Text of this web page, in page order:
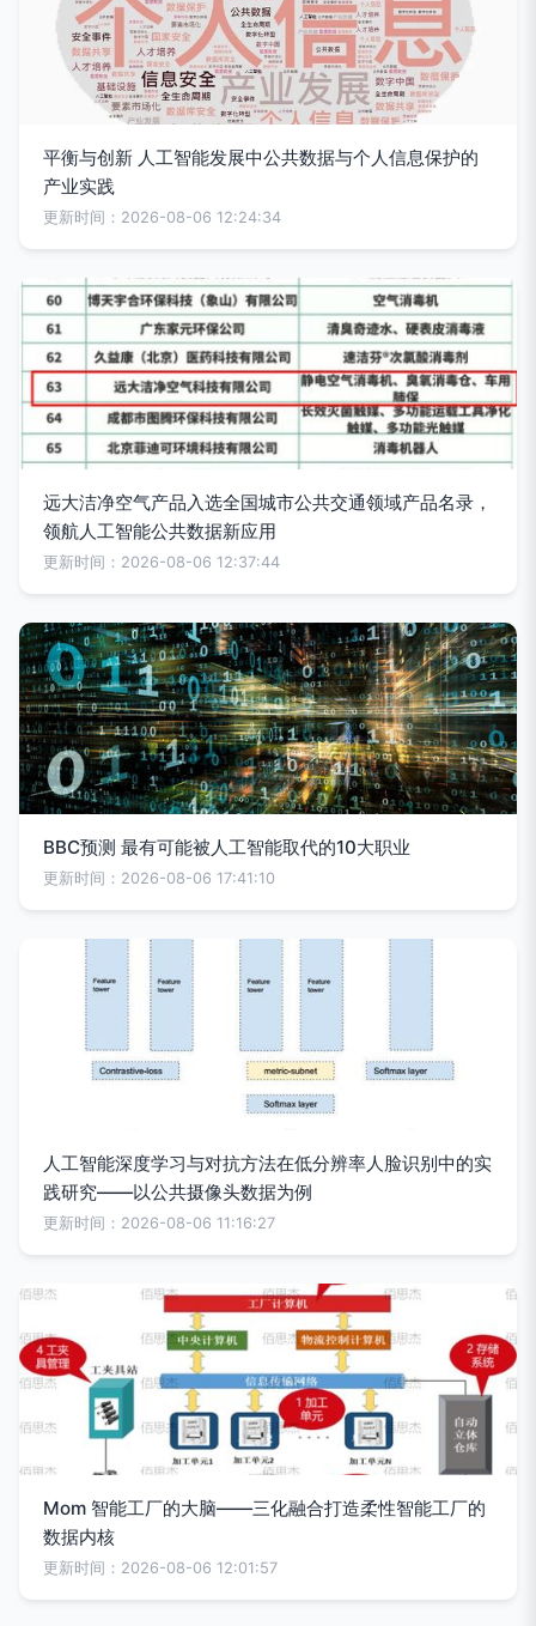
平衡与创新 人工智能发展中公共数据与个人信息保护的
产业实践
更新时间：2026-08-06 12:24:34
远大洁净空气产品入选全国城市公共交通领域产品名录，
领航人工智能公共数据新应用
更新时间：2026-08-06 12:37:44
BBC预测 最有可能被人工智能取代的10大职业
更新时间：2026-08-06 17:41:10
人工智能深度学习与对抗方法在低分辨率人脸识别中的实
践研究——以公共摄像头数据为例
更新时间：2026-08-06 11:16:27
Mom 智能工厂的大脑——三化融合打造柔性智能工厂的
数据内核
更新时间：2026-08-06 12:01:57